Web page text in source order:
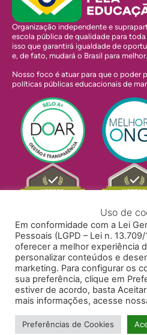
Organização independente e
escola pública de qualidade para
isso que garantirá igualdade de
e, de fato, mudará o Brasil para melhor.
Nosso foco é atuar para que o poder
políticas públicas educacionais de
POLÍTICA DE PRIVACIDADE
ACESSIBILIDADE
Uso de
Em conformidade com a Lei
Pessoais (LGPD – Lei n.
oferecer a melhor experiência
personalizar conteúdos e
marketing. Para configurar os
sua preferência, clique em
estiver de acordo, basta
mais informações, acesse
Preferências de Cookies